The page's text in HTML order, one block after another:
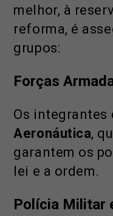
melhor, à
reforma, é
grupos:
Forças
Os integrantes
Aeronáutica,
garantem os
lei e a ordem.
Polícia Militar